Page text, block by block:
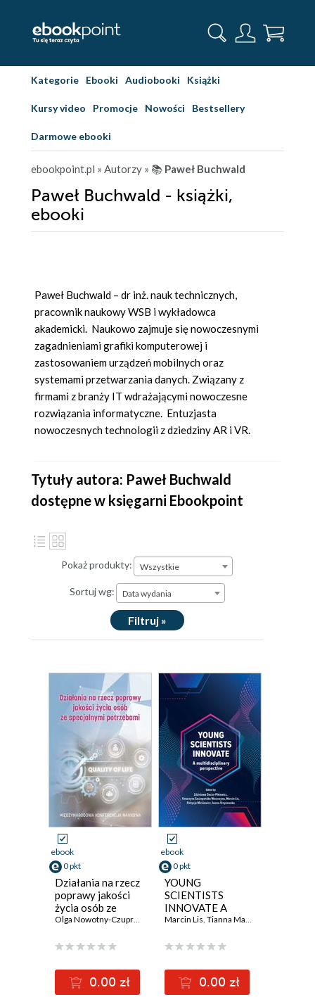
Kategorie Ebooki Audiobooki Książki
Kursy video Promocje Nowości Bestsellery
Darmowe ebooki
ebookpoint.pl » Autorzy » 📚 Paweł Buchwald
Paweł Buchwald - książki,
ebooki
Paweł Buchwald – dr inż. nauk technicznych,
pracownik naukowy WSB i wykładowca
akademicki. Naukowo zajmuje się nowoczesnymi
zagadnieniami grafiki komputerowej i
zastosowaniem urządzeń mobilnych oraz
systemami przetwarzania danych. Związany z
firmami z branży IT wdrażającymi nowoczesne
rozwiązania informatyczne. Entuzjasta
nowoczesnych technologii z dziedziny AR i VR.
Tytuły autora: Paweł Buchwald
dostępne w księgarni Ebookpoint
Pokaż produkty: Wszystkie
Sortuj wg: Data wydania
Filtruj »
ebook
0 pkt
Działania na rzecz
poprawy jakości
życia osób ze
specjalnymi
Olga Nowotny-Czupryna Rafał Kwapuliński,Sylwia Bartela
0.00 zł
ebook
0 pkt
YOUNG
SCIENTISTS
INNOVATE A
multidisciplinary
Marcin Lis, Tianna Mariia-Foshter
0.00 zł